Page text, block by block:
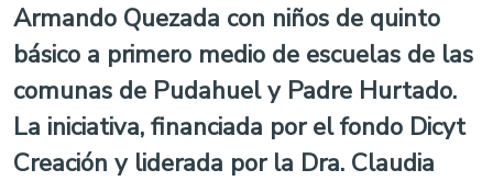
Armando Quezada con niños de quinto
básico a primero medio de escuelas de las
comunas de Pudahuel y Padre Hurtado.
La iniciativa, financiada por el fondo Dicyt
Creación y liderada por la Dra. Claudia